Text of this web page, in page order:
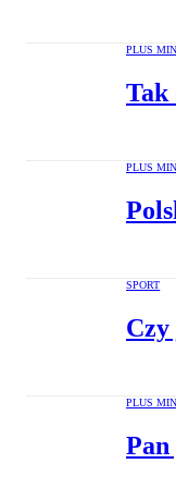
PLUS
Tak
PLUS
SPORT
PLUS